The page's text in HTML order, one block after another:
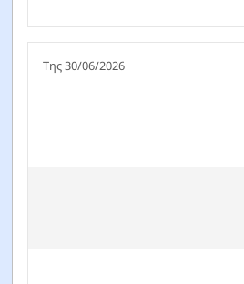
Της 30/06/2026